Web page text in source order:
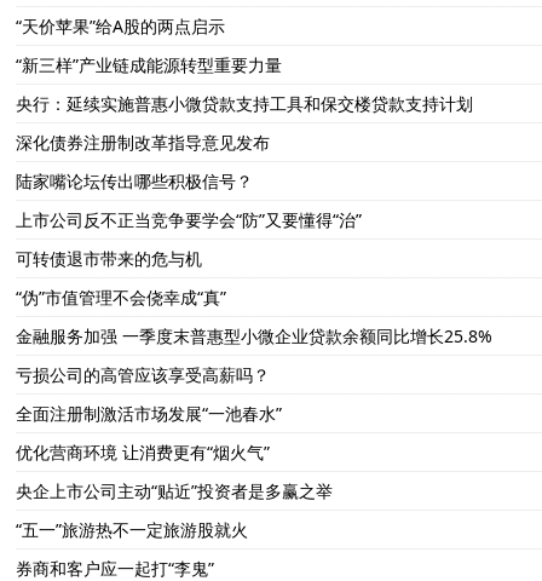
“天价苹果”给A股的两点启示
“新三样”产业链成能源转型重要力量
央行：延续实施普惠小微贷款支持工具和保交楼贷款支持计划
深化债券注册制改革指导意见发布
陆家嘴论坛传出哪些积极信号？
上市公司反不正当竞争要学会“防”又要懂得“治”
可转债退市带来的危与机
“伪”市值管理不会侥幸成“真”
金融服务加强 一季度末普惠型小微企业贷款余额同比增长25.8%
亏损公司的高管应该享受高薪吗？
全面注册制激活市场发展“一池春水”
优化营商环境 让消费更有“烟火气”
央企上市公司主动“贴近”投资者是多赢之举
“五一”旅游热不一定旅游股就火
券商和客户应一起打“李鬼”